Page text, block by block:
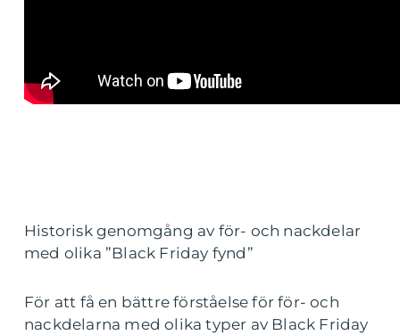
Historisk genomgång av för- och nackdelar
med olika ”Black Friday fynd”
För att få en bättre förståelse för för- och
nackdelarna med olika typer av Black Friday